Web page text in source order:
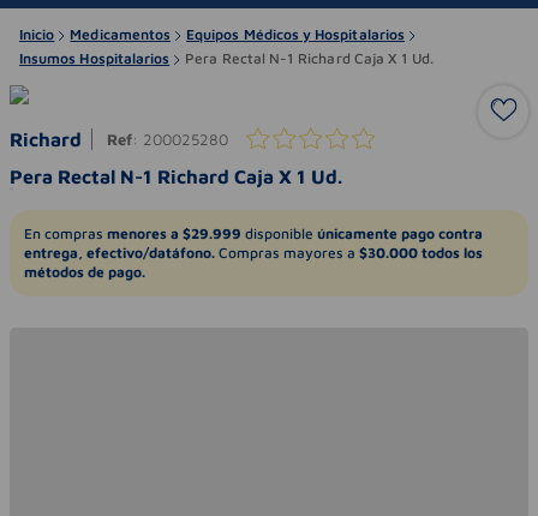
Inicio Medicamentos
Equipos Médicos y Hospitalarios
Insumos Hospitalarios
Pera Rectal N-1 Richard Caja X 1 Ud.
Richard Ref: 200025280
Pera Rectal N-1 Richard Caja X 1 Ud.
En compras menores a $29.999 disponible únicamente pago contra
entrega, efectivo/datáfono. Compras mayores a $30.000 todos los
métodos de pago.